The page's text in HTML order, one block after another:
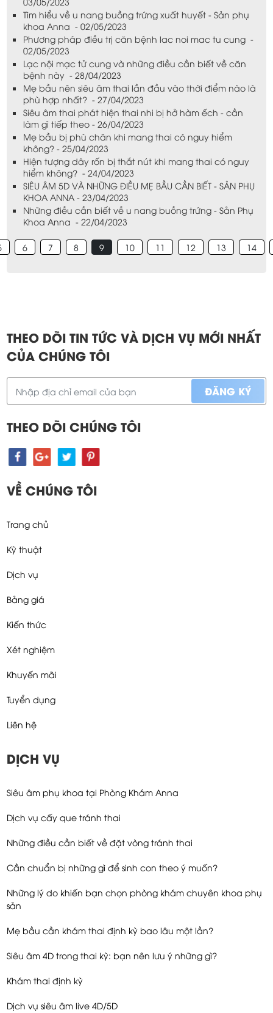
Tìm hiểu về u nang buồng trứng xuất huyết - Sản phụ
khoa Anna - 02/05/2023
Phương pháp điều trị căn bệnh lac noi mac tu cung -
02/05/2023
Lạc nội mạc tử cung và những điều cần biết về căn
bệnh này - 28/04/2023
Mẹ bầu nên siêu âm thai lần đầu vào thời điểm nào là
phù hợp nhất? - 27/04/2023
Siêu âm thai phát hiện thai nhi bị hở hàm ếch - cần
làm gì tiếp theo - 26/04/2023
Mẹ bầu bị phù chân khi mang thai có nguy hiểm
không? - 25/04/2023
Hiện tượng dây rốn bị thắt nút khi mang thai có nguy
hiểm không? - 24/04/2023
SIÊU ÂM 5D VÀ NHỮNG ĐIỀU MẸ BẦU CẦN BIẾT - SẢN PHỤ
KHOA ANNA - 23/04/2023
Những điều cần biết về u nang buồng trứng - Sản Phụ
Khoa Anna - 22/04/2023
6 7 8 9 10 11 12 13 14
THEO DÕI TIN TỨC VÀ DỊCH VỤ MỚI NHẤT
CỦA CHÚNG TÔI
THEO DÕI CHÚNG TÔI
VỀ CHÚNG TÔI
Trang chủ
Kỹ thuật
Dịch vụ
Bảng giá
Kiến thức
Xét nghiệm
Khuyến mãi
Tuyển dụng
Liên hệ
DỊCH VỤ
Siêu âm phụ khoa tại Phòng Khám Anna
Dịch vụ cấy que tránh thai
Những điều cần biết về đặt vòng tránh thai
Cần chuẩn bị những gì để sinh con theo ý muốn?
Những lý do khiến bạn chọn phòng khám chuyên khoa phụ
sản
Mẹ bầu cần khám thai định kỳ bao lâu một lần?
Siêu âm 4D trong thai kỳ: bạn nên lưu ý những gì?
Khám thai định kỳ
Dịch vụ siêu âm live 4D/5D